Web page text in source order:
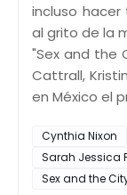
incluso
al grito de la
"Sex and the
Cattrall,
en México el
Cynthia Nixon
Sarah Jessica
Sex and the